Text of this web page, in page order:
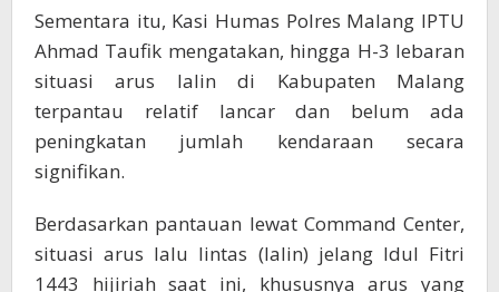
Sementara itu, Kasi Humas Polres Malang IPTU
Ahmad Taufik mengatakan, hingga H-3 lebaran
situasi arus lalin di Kabupaten Malang
terpantau relatif lancar dan belum ada
peningkatan jumlah kendaraan secara
signifikan.
Berdasarkan pantauan lewat Command Center,
situasi arus lalu lintas (lalin) jelang Idul Fitri
1443 hijiriah saat ini, khususnya arus yang